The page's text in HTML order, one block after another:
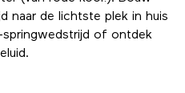
naar de lichtste plek in huis
springwedstrijd of ontdek